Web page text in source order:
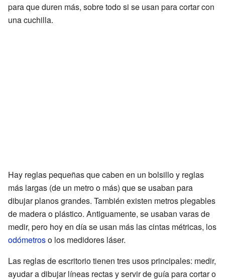
para que duren más, sobre todo si se usan para cortar con
una cuchilla.
Hay reglas pequeñas que caben en un bolsillo y reglas
más largas (de un metro o más) que se usaban para
dibujar planos grandes. También existen metros plegables
de madera o plástico. Antiguamente, se usaban varas de
medir, pero hoy en día se usan más las cintas métricas, los
odómetroso los medidores láser.
Las reglas de escritorio tienen tres usos principales: medir,
ayudar a dibujar líneas rectas y servir de guía para cortar o